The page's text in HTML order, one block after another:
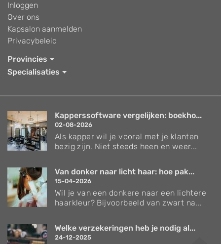
Inloggen
Over ons
Kapsalon aanmelden
Privacybeleid
Provincies
Specialisaties
Kapperssoftware vergelijken: boekho...
02-08-2026
Als kapper wil je vooral met je klanten
bezig zijn. Niet steeds heen en weer...
Van donker naar licht haar: hoe pak...
15-04-2026
Wil je van een donkere naar een lichtere
haarkleur? Bijvoorbeeld van zwart na...
Welke verzekeringen heb je nodig al...
24-12-2025